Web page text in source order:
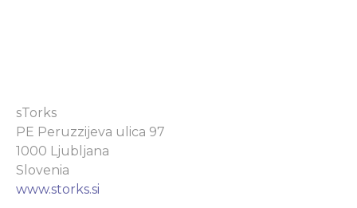
sTorks
PE Peruzzijeva ulica 97
1000 Ljubljana
Slovenia
www.storks.si